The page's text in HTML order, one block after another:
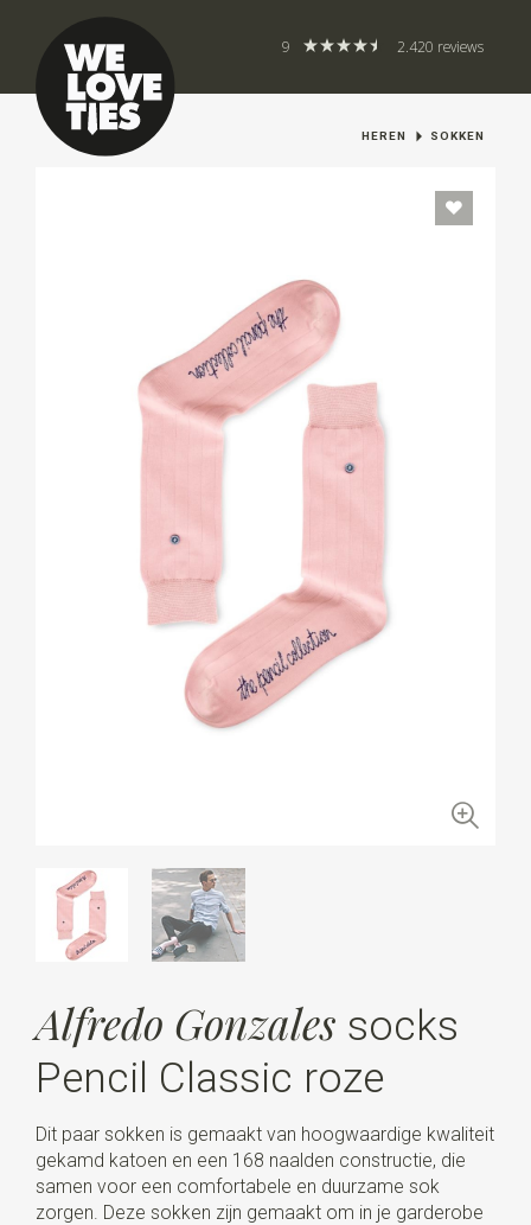
9 2.420 reviews
HEREN SOKKEN
Alfredo Gonzales socks
Pencil Classic roze
Dit paar sokken is gemaakt van hoogwaardige kwaliteit
gekamd katoen en een 168 naalden constructie, die
samen voor een comfortabele en duurzame sok
zorgen. Deze sokken zijn gemaakt om in je garderobe